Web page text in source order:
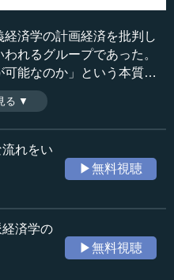
済学の計画経済を批判し
れるグループであった。
能なのか」という本質部
た。また、企業家の役割
要な問題提起を行なって
られるオーストリア学派
ス、ハイエク、シュンペ
。彼らの提起はきわめて重
いての理解は、決定的に
ンミニッツTV編集長）
も計画経済は可能なの
る ▼
れをい
▶無料視聴
済学の
▶無料視聴